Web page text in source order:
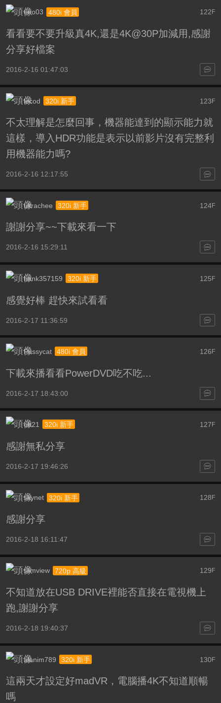
122 F
eno03 480i 會員
看看要不要升級真4K,還是4K@30P加減用,感謝
分享好檔案
2016-2-16 01:47:03
123F
lecod 320i 新手
不太理解是怎麼回事，機器能達到的顯示能力就
這樣，導入HDR功能是表示以前影片沒有完整利
用機器能力嗎?
2016-2-16 12:17:55
124F
ultrachee 320i 新手
謝謝分享~~下載來看一下
2016-2-16 15:29:11
125 F
hank357159 320i 新手
感覺好棒 趕快來試看看
2016-2-17 11:36:59
126 F
Pussycat 480i 會員
下載來播看看PowerDVD吃不吃...
2016-2-17 18:43:00
127 F
ob21 320i 新手
感謝無私分享
2016-2-17 19:46:26
128 F
skynet 320i 新手
感謝分享
2016-2-18 16:11:47
129 F
slimview 720p 高級
不知道放在USB DRIVE裡能否直接在電視機上
跑,謝謝分享
2016-2-18 19:40:37
130F
alanim789 320i 新手
這兩天才設定好madVR，電腦播4K不知道順暢
嗎